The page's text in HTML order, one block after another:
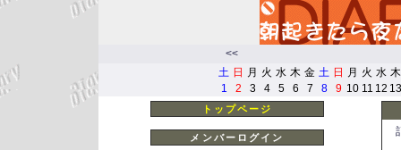
<<
土 日 月 火 水 木 金 土 日 月 火 水 木
1
2 3 4 5 6 7 8 9 10 11 12 13
トップページ
メンバーログイン